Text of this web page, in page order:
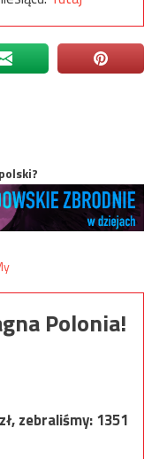
Polonia!
zł, zebraliśmy:1351